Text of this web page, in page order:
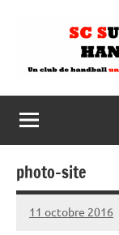
photo-site
11 octobre 2016